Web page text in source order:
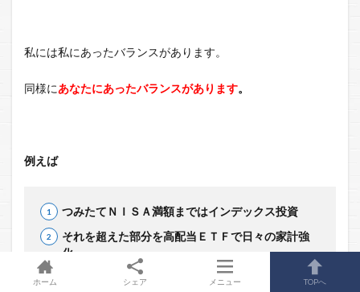
私には私にあったバランスがあります。
同様にあなたにあったバランスがあります。
例えば
つみたてＮＩＳＡ満額まではインデックス投資
それを超えた部分を高配当ＥＴＦで日々の家計強
化
更に、個別の高配当株や優待株をトッピング
ホーム シェア メニュー TOPへ